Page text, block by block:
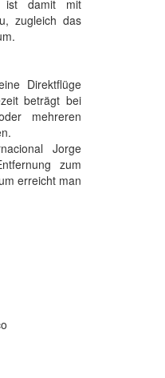
ist damit mit
zugleich das
Direktflüge
beträgt bei
mehreren
Jorge
zum
erreicht man